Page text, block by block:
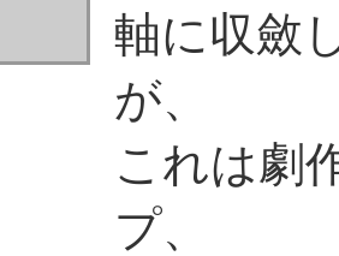
軸に収斂
が、
これは劇
プ、